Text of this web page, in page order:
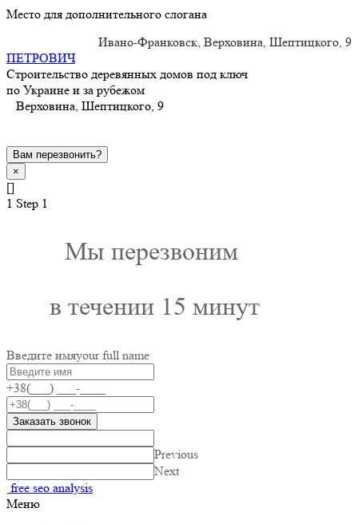
Место для дополнительного слогана
Ивано-Франковск, Верховина, Шептицкого, 9
ПЕТРОВИЧ
Строительство деревянных домов под ключ
по Украине и за рубежом
Верховина, Шептицкого, 9
Вам перезвонить?
×
[]
1 Step 1
Мы перезвоним
в течении 15 минут
Введите имяyour full name
+38(___) ___-____
Заказать звонок
Previous
Next
free seo analysis
Меню